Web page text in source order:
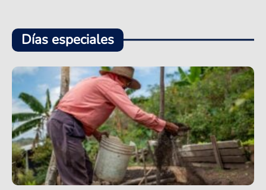
Días especiales